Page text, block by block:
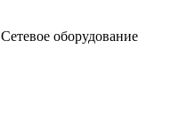
Сетевое оборудование